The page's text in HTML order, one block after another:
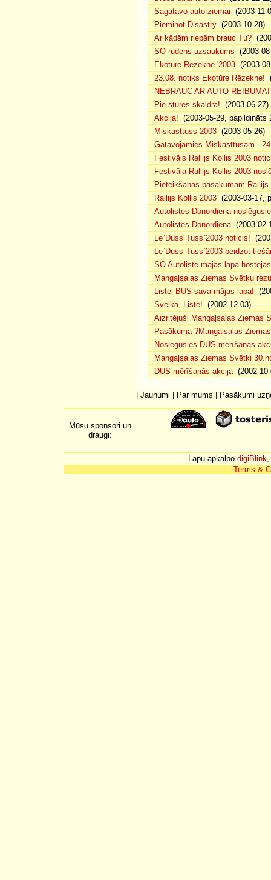
Sagatavo auto ziemai (2003-11-
Pieminot Disastry (2003-10-28)
Ar kādām riepām brauc Tu?
SO rudens uzsaukums (2003-
Ekotūre Rēzekne '2003 (2003-
23.08. notiks Ekotūre Rēzekne!
NEBRAUC AR AUTO REIBUMĀ!
Pie stūres skaidrā! (2003-06-27)
Akcija! (2003-05-29, papildināts
Miskasttuss 2003 (2003-05-26)
Gatavojamies Miskasttusam -
Festivāls Rallijs Kollis 2003
Festivāla Rallijs Kollis 2003
Pieteikšanās pasākumam
Rallijs Kollis 2003 (2003-03-17,
Autolistes Donordiena
Autolistes Donordiena(2003-02-
Le`Duss Tuss`2003 noticis!
Le`Duss Tuss`2003 beidzot
SO Autoliste mājas lapa
Mangaļsalas Ziemas Svētku
Listei BŪS sava mājas lapa!
Sveika, Liste! (2002-12-03)
Aizritējuši Mangaļsalas Ziemas
Pasākuma ?Mangaļsalas
Noslēgusies DUS mērīšanās
Mangaļsalas Ziemas Svētki
DUS mērīšanās akcija(2002-10-
Jaunumi Par mums Pasākumi
Mūsu sponsori un
draugi:
Lapu apkalpo digiBlink,
Terms &